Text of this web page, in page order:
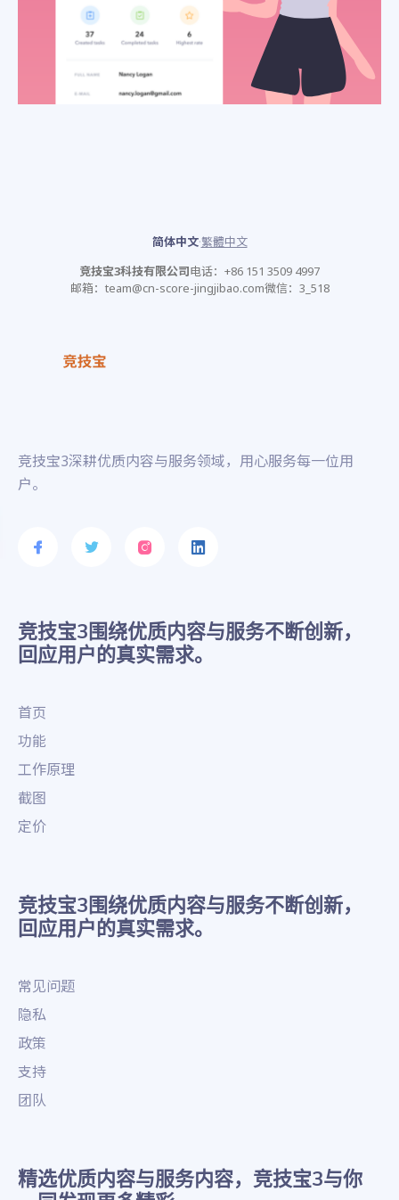
简体中文·繁體中文
竞技宝3科技有限公司电话： +86 151 3509 4997
邮箱： team@cn-score-jingjibao.com微信：3_518
竞技宝3深耕优质内容与服务领域，用心服务每一位用
户。
竞技宝3围绕优质内容与服务不断创新，
回应用户的真实需求。
首页
功能
工作原理
截图
定价
竞技宝3围绕优质内容与服务不断创新，
回应用户的真实需求。
常见问题
隐私
政策
支持
团队
精选优质内容与服务内容，竞技宝3与你